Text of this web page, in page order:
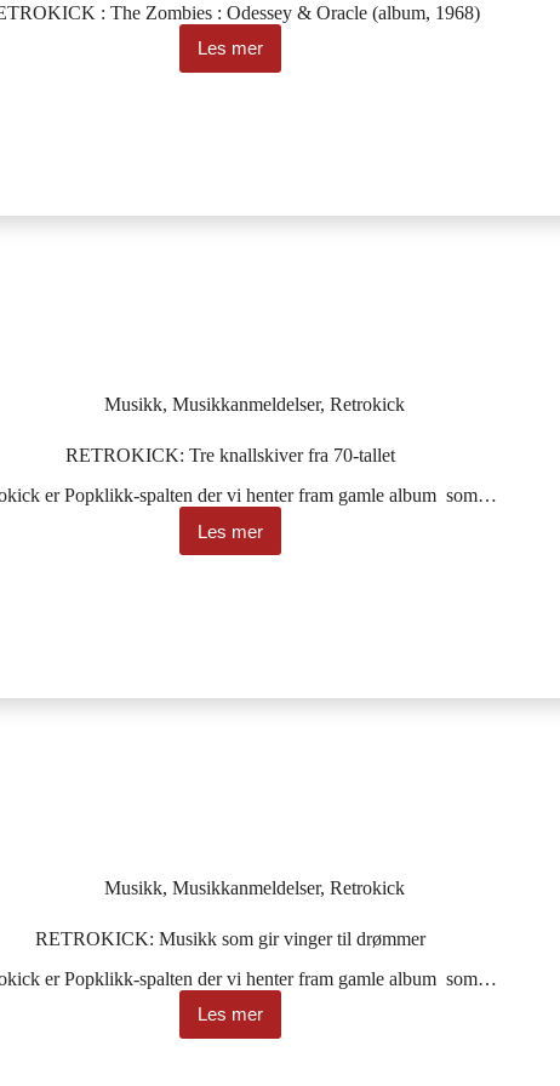
: The Zombies : Odessey & Oracle (album, 1968)
Les mer
Perfekte
popsanger
Musikk,Musikkanmeldelser,Retrokick
RETROKICK: Tre knallskiver fra 70-tallet
er Popklikk-spalten der vi henter fram gamle album som…
Les merRETROKICK:
Tre
Musikk,Musikkanmeldelser,Retrokick
RETROKICK: Musikk som gir vinger til drømmer
er Popklikk-spalten der vi henter fram gamle album som…
Les merRETROKICK:
Musikk